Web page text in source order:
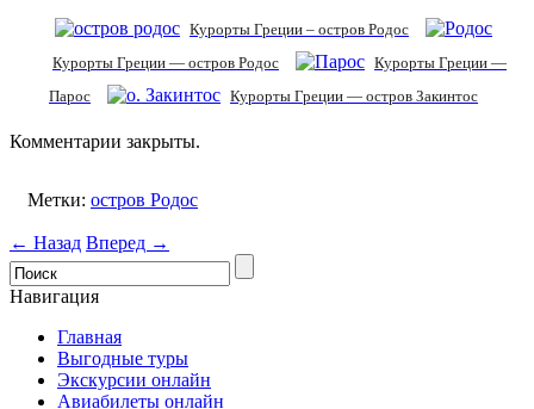
Курорты Греции – остров Родос
Курорты Греции — остров Родос
Курорты Греции —
Парос
Курорты Греции — остров Закинтос
Комментарии закрыты.
Метки: остров Родос
← Назад Вперед →
Навигация
Главная
Выгодные туры
Экскурсии онлайн
Авиабилеты онлайн